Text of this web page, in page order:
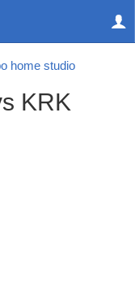
home studio
KRK